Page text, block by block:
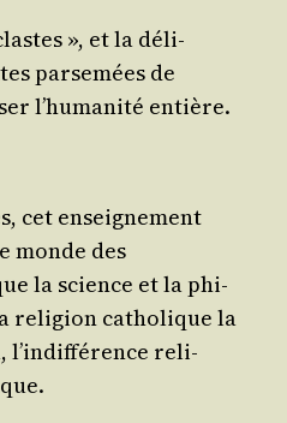
», et la déli­
par­se­mées de
l’hu­ma­ni­té entière.
cet ensei­gne­ment
monde des
la science et la phi­
reli­gion catho­lique la
l’in­dif­fé­rence reli­